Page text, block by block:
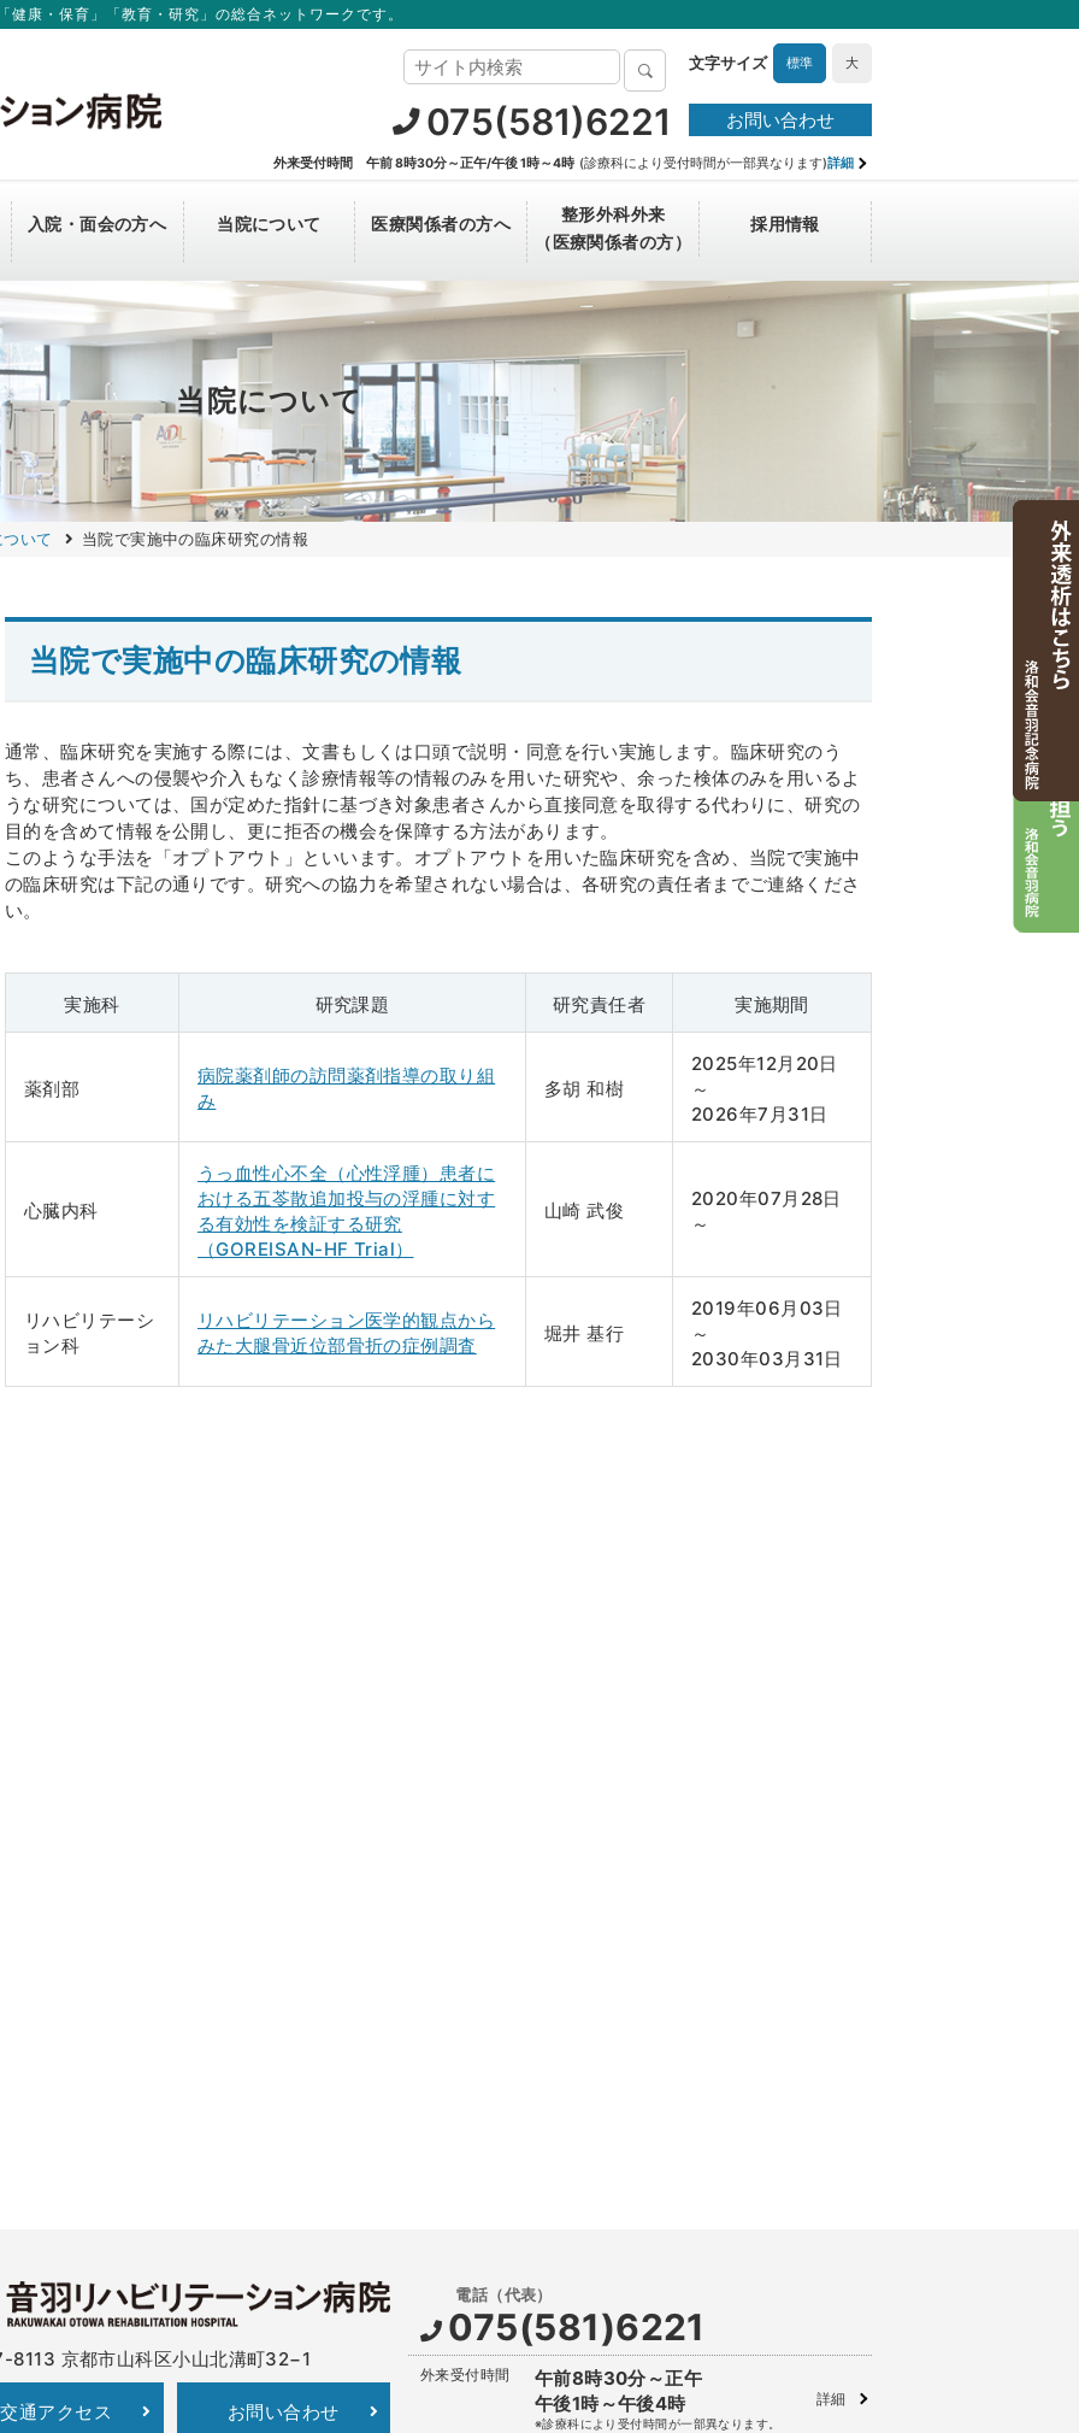
康・保育」「教育・研究」の総合ネットワークです。
標準 大
お問い合わせ
075(581)6221
外来受付時間 午前 8時30分～正午/午後 1時～4時 (診療科により受付時間が一部異なります)詳細
外来担当医一覧 オンライン資格確認について
神経難病相談窓口 認知症電話相談窓口（無料）
脳卒中相談窓口（無料）
技術部門
入院・面会の方へ
個室のご案内 病棟のご案内
オンライン面会のご案内
当院について
理事長からのごあいさつ 病院長からのごあいさつ
交通アクセス 当院における感染症対策に係る取り組み
フロア案内図 建築コンセプト
訪問リハビリテーション
フリースペース 絆＠大塚Withらくまちテ
ラス
らくまちテラス
養蜂【ハーモニー・ハニー・プロジェク
初診時の機能強化加算について
医療関係者の方へ
紹介外来担当医一覧 レスパイト入院のご案内
医療情報ネットワーク・地域医療連携シス
テム「らくらく病診ネットワーク」
医療介護サービスセンター
地域リハビリテーションの相談窓口 在宅医療支援センター（訪問診療医）
新薬開発・研究支援
整形外科外来
（医療関係者の方）
採用情報
中途採用 医師採用
当院について
いて 当院で実施中の臨床研究の情報
当院で実施中の臨床研究の情報
通常、臨床研究を実施する際には、文書もしくは口頭で説明・同意を行い実施します。臨床研究のう
ち、患者さんへの侵襲や介入もなく診療情報等の情報のみを用いた研究や、余った検体のみを用いるよ
うな研究については、国が定めた指針に基づき対象患者さんから直接同意を取得する代わりに、研究の
目的を含めて情報を公開し、更に拒否の機会を保障する方法があります。
このような手法を「オプトアウト」といいます。オプトアウトを用いた臨床研究を含め、当院で実施中
の臨床研究は下記の通りです。研究への協力を希望されない場合は、各研究の責任者までご連絡くださ
い。
実施科 研究課題 研究責任者 実施期間
薬剤部
病院薬剤師の訪問薬剤指導の取り組
み
多胡 和樹
2025年12月20日
～
2026年7月31日
心臓内科
うっ血性心不全（心性浮腫）患者に
おける五苓散追加投与の浮腫に対す
る有効性を検証する研究
（GOREISAN-HF Trial）
山崎 武俊
2020年07月28日
～
リハビリテーシ
ョン科
リハビリテーション医学的観点から
みた大腿骨近位部骨折の症例調査
堀井 基行
2019年06月03日
～
2030年03月31日
8113 京都市山科区小山北溝町32−1
交通アクセス お問い合わせ
075(581)6221
外来受付時間
午前8時30分～正午
午後1時～午後4時
※診療科により受付時間が一部異なります。
詳細